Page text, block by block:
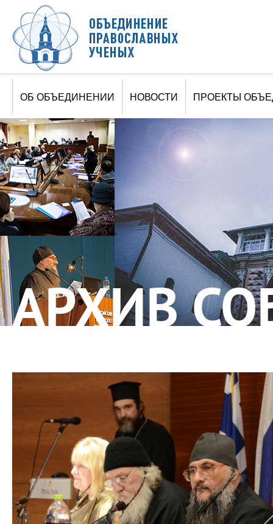
ОБ ОБЪЕДИНЕНИИ НОВОСТИ ПРОЕКТЫ
АРХИВ